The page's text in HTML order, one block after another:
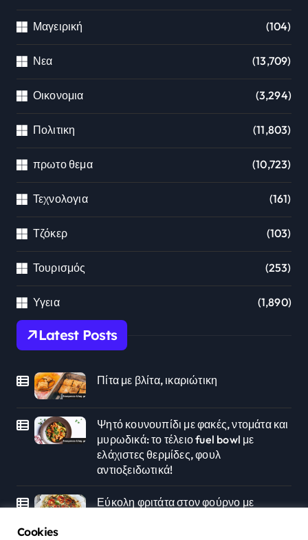
Μαγειρική (104)
Νεα (13,709)
Οικονομια (3,294)
Πολιτικη (11,803)
πρωτο θεμα (10,723)
Τεχνολογια (161)
Τζόκερ (103)
Τουρισμός (253)
Υγεια (1,890)
Latest Posts
Πίτα με βλίτα, ικαριώτικη
Ψητό κουνουπίδι με φακές, ντομάτα και
μυρωδικά: το τέλειο fuel bowl με
ελάχιστες θερμίδες, φουλ
αντιοξειδωτικά!
Εύκολη φριτάτα στον φούρνο με
Cookies